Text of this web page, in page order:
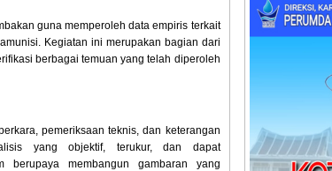
guna memperoleh data empiris terkait
Kegiatan ini merupakan bagian dari
berbagai temuan yang telah diperoleh
pemeriksaan teknis, dan keterangan
yang objektif, terukur, dan dapat
berupaya membangun gambaran yang